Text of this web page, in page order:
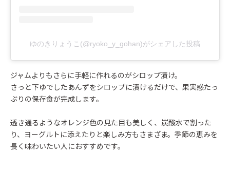
ゆのきりょうこ(@ryoko_y_gohan)がシェアした投稿
ジャムよりもさらに手軽に作れるのがシロップ漬け。
さっと下ゆでしたあんずをシロップに漬けるだけで、果実感たっ
ぷりの保存食が完成します。
透き通るようなオレンジ色の見た目も美しく、炭酸水で割った
り、ヨーグルトに添えたりと楽しみ方もさまざま。季節の恵みを
長く味わいたい人におすすめです。